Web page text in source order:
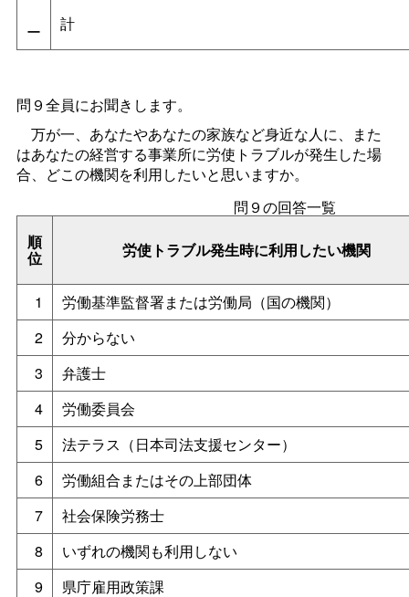
ー 計
問９全員にお聞きします。
万が一、あなたやあなたの家族など身近な人に、また
はあなたの経営する事業所に労使トラブルが発生した場
合、どこの機関を利用したいと思いますか。
順
位 労使トラブル発生時に利用したい機関
問９の回答一覧
1
労働基準監督署または労働局（国の機関）
2
分からない
3
弁護士
4
労働委員会
5
法テラス（日本司法支援センター）
6
労働組合またはその上部団体
7
社会保険労務士
8
いずれの機関も利用しない
9
県庁雇用政策課